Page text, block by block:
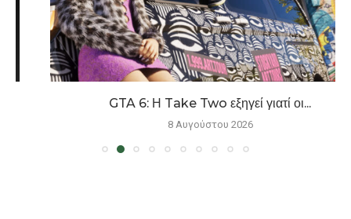
GTA 6: Η Take Two εξηγεί γιατί οι...
8 Αυγούστου 2026